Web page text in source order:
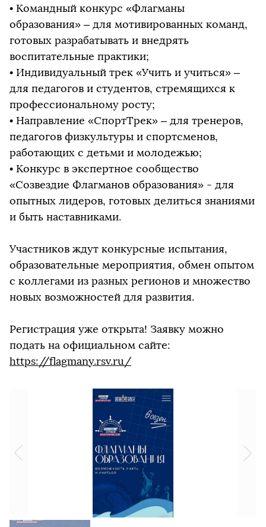
• Командный конкурс «Флагманы
образования» – для мотивированных команд,
готовых разрабатывать и внедрять
воспитательные практики;
• Индивидуальный трек «Учить и учиться» –
для педагогов и студентов, стремящихся к
профессиональному росту;
• Направление «СпортТрек» – для тренеров,
педагогов физкультуры и спортсменов,
работающих с детьми и молодежью;
• Конкурс в экспертное сообщество
«Созвездие Флагманов образования» - для
опытных лидеров, готовых делиться знаниями
и быть наставниками.
Участников ждут конкурсные испытания,
образовательные мероприятия, обмен опытом
с коллегами из разных регионов и множество
новых возможностей для развития.
Регистрация уже открыта! Заявку можно
подать на официальном сайте:
https://flagmany.rsv.ru/